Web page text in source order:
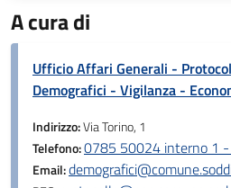
A cura di
Ufficio Affari Generali -
Demografici - Vigilanza -
Indirizzo:Via Torino, 1
Telefono:0785 50024 interno 1
Email: